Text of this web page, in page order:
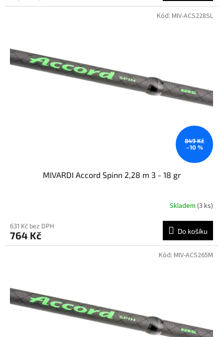
849 Kč
–10 %
MIVARDI Accord Spinn 2,28 m 3 - 18 gr
Skladem (3 ks)
631 Kč bez DPH
764 Kč Do košíku
Kód: MIV-ACS228SL
Kód: MIV-ACS265M